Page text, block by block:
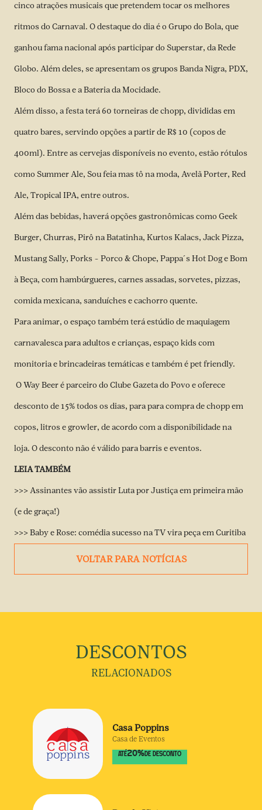
cinco atrações musicais que pretendem tocar os melhores
ritmos do Carnaval. O destaque do dia é o Grupo do Bola, que
ganhou fama nacional após participar do Superstar, da Rede
Globo. Além deles, se apresentam os grupos Banda Nigra, PDX,
Bloco do Bossa e a Bateria da Mocidade.
Além disso, a festa terá 60 torneiras de chopp, divididas em
quatro bares, servindo opções a partir de R$ 10 (copos de
400ml). Entre as cervejas disponíveis no evento, estão rótulos
como Summer Ale, Sou feia mas tô na moda, Avelã Porter, Red
Ale, Tropical IPA, entre outros.
Além das bebidas, haverá opções gastronômicas como Geek
Burger, Churras, Pirô na Batatinha, Kurtos Kalacs, Jack Pizza,
Mustang Sally, Porks – Porco & Chope, Pappa´s Hot Dog e Bom
à Beça, com hambúrgueres, carnes assadas, sorvetes, pizzas,
comida mexicana, sanduíches e cachorro quente.
Para animar, o espaço também terá estúdio de maquiagem
carnavalesca para adultos e crianças, espaço kids com
monitoria e brincadeiras temáticas e também é pet friendly.
O Way Beer é parceiro do Clube Gazeta do Povo e oferece
desconto de 15% todos os dias, para para compra de chopp em
copos, litros e growler, de acordo com a disponibilidade na
loja. O desconto não é válido para barris e eventos.
LEIA TAMBÉM
>>> Assinantes vão assistir Luta por Justiça em primeira mão
(e de graça!)
>>> Baby e Rose: comédia sucesso na TV vira peça em Curitiba
VOLTAR PARA NOTÍCIAS
DESCONTOS
RELACIONADOS
Casa Poppins
Casa de Eventos
ATÉ20% DE DESCONTO